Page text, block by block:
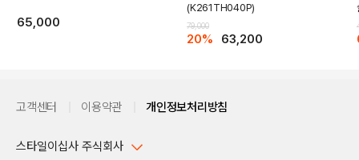
65,000
(K261TH040P)
79,000
20% 63,200
고객센터 이용약관 개인정보처리방침
스타일이십사 주식회사